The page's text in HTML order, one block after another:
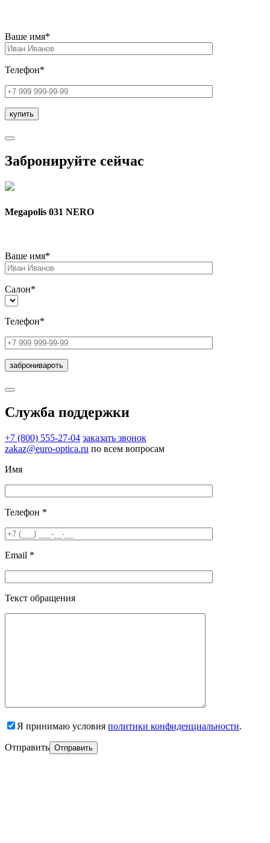
Ваше имя*
Телефон*
Забронируйте сейчас
Megapolis 031 NERO
Ваше имя*
Салон*
Телефон*
Служба поддержки
+7 (800) 555-27-04 заказать звонок
zakaz@euro-optica.ru по всем вопросам
Имя
Телефон *
Email *
Текст обращения
Я принимаю условия политики конфиденциальности.
Отправить